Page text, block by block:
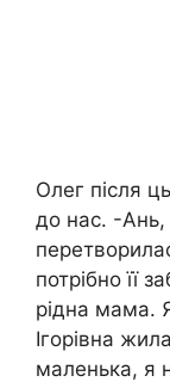
Олег після
до нас. -
потрібно її
рідна мама.
Ігорівна
маленька, я